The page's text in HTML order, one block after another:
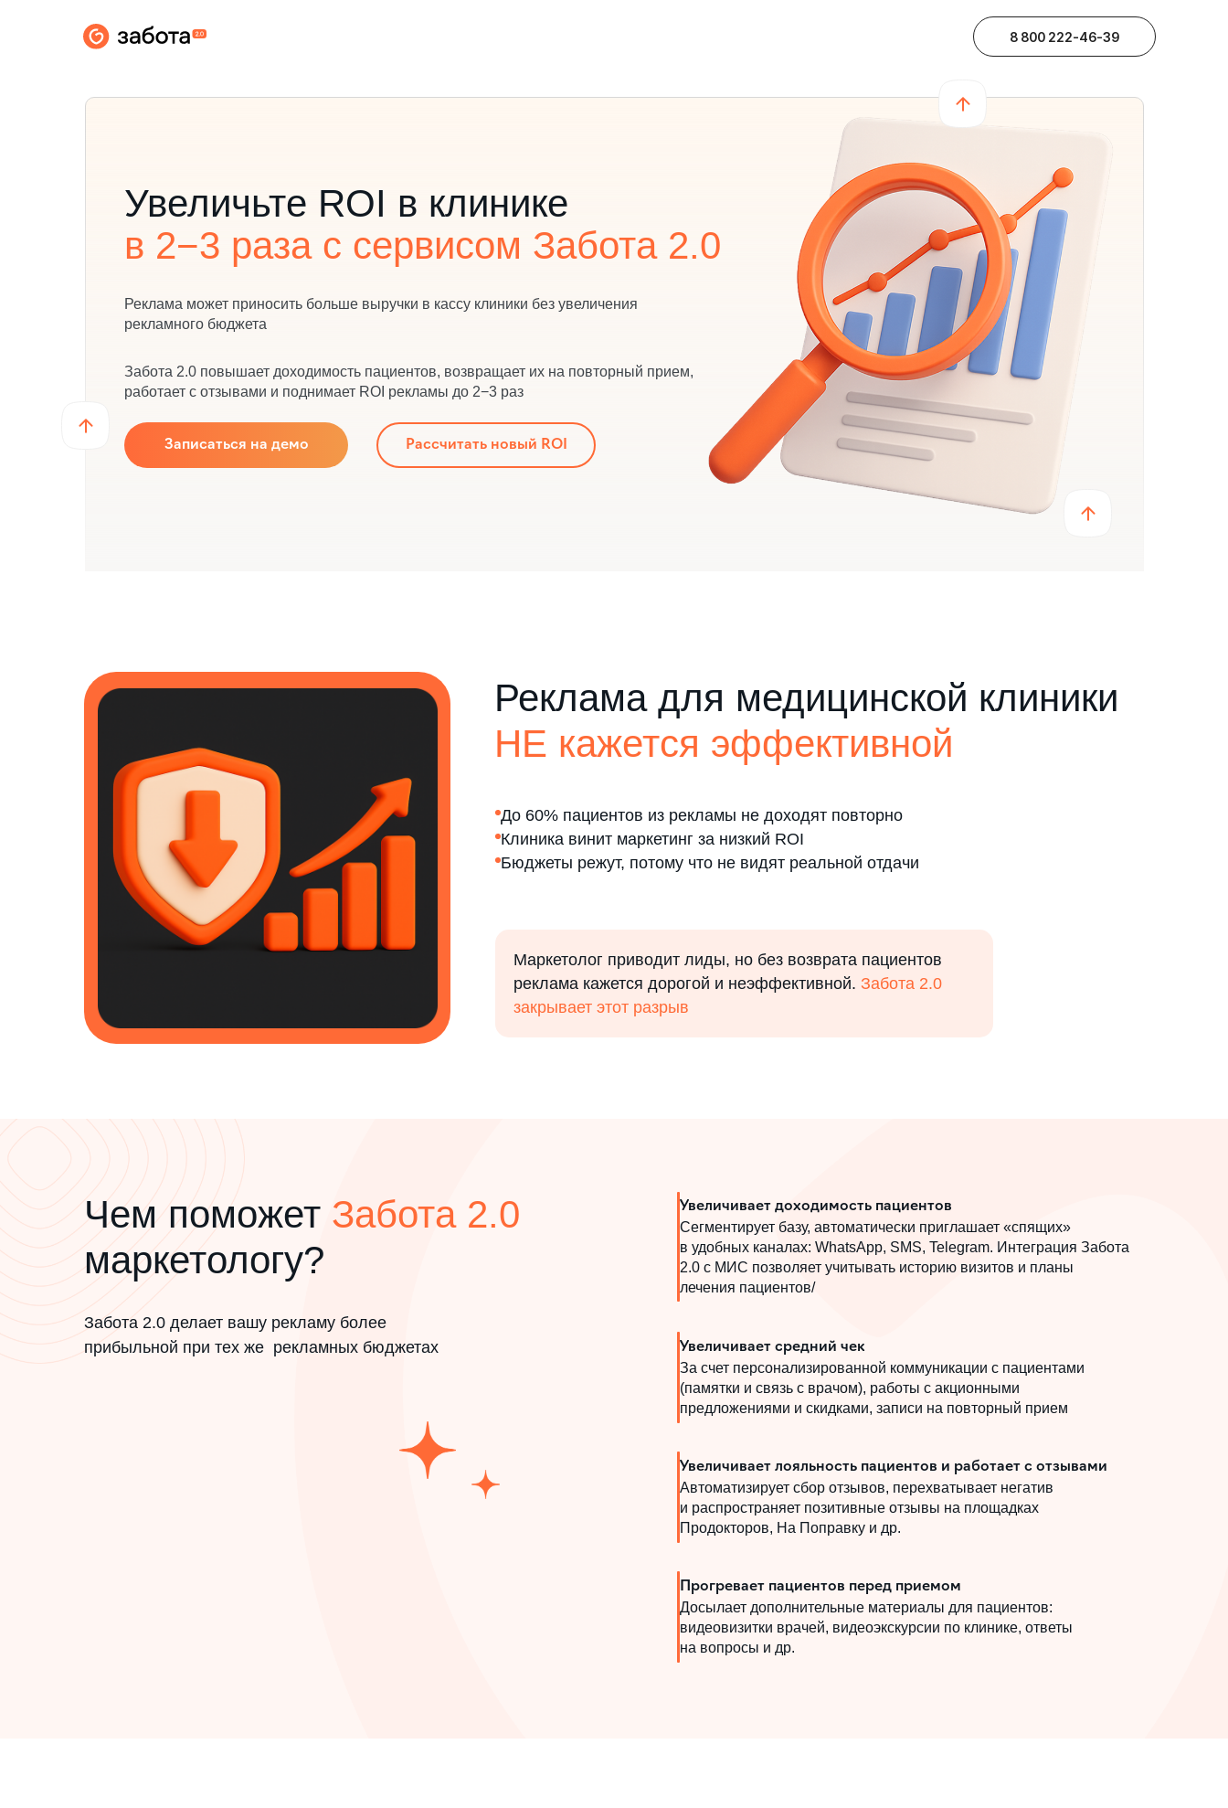
8 800 222-46-39
Продукты
Интеграции
Увеличьте ROI в клинике
в 2−3 раза с сервисом Забота 2.0
Забота 2.0 повышает доходимость пациентов, возвращает их на повторный прием,
работает с отзывами и поднимает ROI рекламы до 2−3 раз
Реклама может приносить больше выручки в кассу клиники без увеличения
рекламного бюджета
Рассчитать новый ROI
Записаться на демо
Маркетолог приводит лиды, но без возврата пациентов
реклама кажется дорогой и неэффективной. Забота 2.0
закрывает этот разрыв
До 60% пациентов из рекламы не доходят повторно
Клиника винит маркетинг за низкий ROI
Бюджеты режут, потому что не видят реальной отдачи
Реклама для медицинской клиники
НЕ кажется эффективной
Забота 2.0 делает вашу рекламу более
прибыльной при тех же рекламных бюджетах
Чем поможет Забота 2.0
маркетологу?
Увеличивает доходимость пациентов
Сегментирует базу, автоматически приглашает «спящих»
в удобных каналах: WhatsApp, SMS, Telegram. Интеграция Забота
2.0 с МИС позволяет учитывать историю визитов и планы
лечения пациентов/
Увеличивает средний чек
За счет персонализированной коммуникации с пациентами
(памятки и связь с врачом), работы с акционными
предложениями и скидками, записи на повторный прием
Увеличивает лояльность пациентов и работает с отзывами
Автоматизирует сбор отзывов, перехватывает негатив
и распространяет позитивные отзывы на площадках
Продокторов, На Поправку и др.
Прогревает пациентов перед приемом
Досылает дополнительные материалы для пациентов:
видеовизитки врачей, видеоэкскурсии по клинике, ответы
на вопросы и др.
Получите бесплатный аудит
от Забота 2.0
базы и сценарий,
который выведет
её из комы